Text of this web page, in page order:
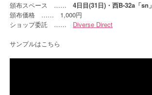
頒布スペース …… 4日目(31日)・西B-32a「sn」
頒布価格 …… 1,000円
ショップ委託 …… Diverse Direct
サンプルはこちら